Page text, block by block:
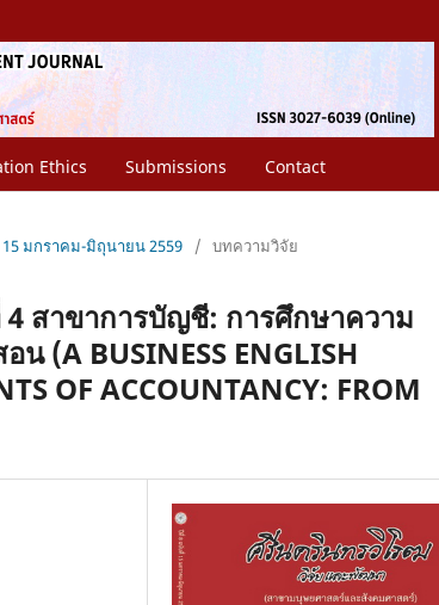
Ethics Submissions Contact
15 มกราคม-มิถุนายน 2559 / บทความวิจัย
สาขาการบัญชี: การศึกษาความ
(A BUSINESS ENGLISH
OF ACCOUNTANCY: FROM